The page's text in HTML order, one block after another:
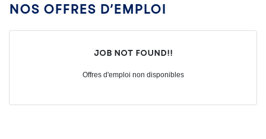
Nos offres d’emploi
Job not found!!
Offres d'emploi non disponibles